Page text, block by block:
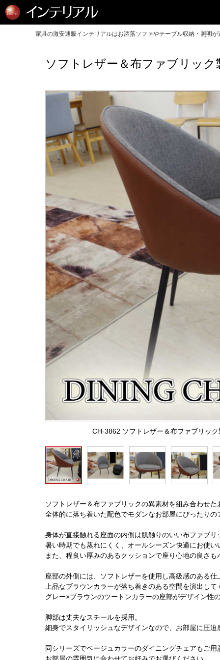
家具の激安通販インテリアルはお洒落ソファやテーブル収納・照明が
ソフトレザー＆布ファブリッ
CH-3862 ソフトレザー＆布ファブリッ
ソフトレザー＆布ファブリックの異素材を組み合わせ
全体的に落ち着いた配色でモダンなお部屋にぴったりの
身体が直接触れる座面の内側は肌触りのいい布ファブリ
暑い時期でも蒸れにくく、オールシーズン快適にお使い
また、程良い厚みのあるクッションで座り心地の良さも
座部の外側には、ソフトレザーを使用し高級感のある仕
上品なブラウンカラーが落ち着きのある空間を演出して
グレー×ブラウンのツートンカラーの座部がデザイン性
脚部は丈夫なスチールを採用。
細身でスタイリッシュなデザインなので、お部屋に圧迫
同シリーズでベージュカラーのダイニングチェアもご用